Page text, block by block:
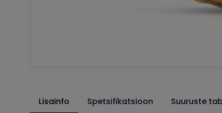
Lisainfo Spetsifikatsioon Suuruste